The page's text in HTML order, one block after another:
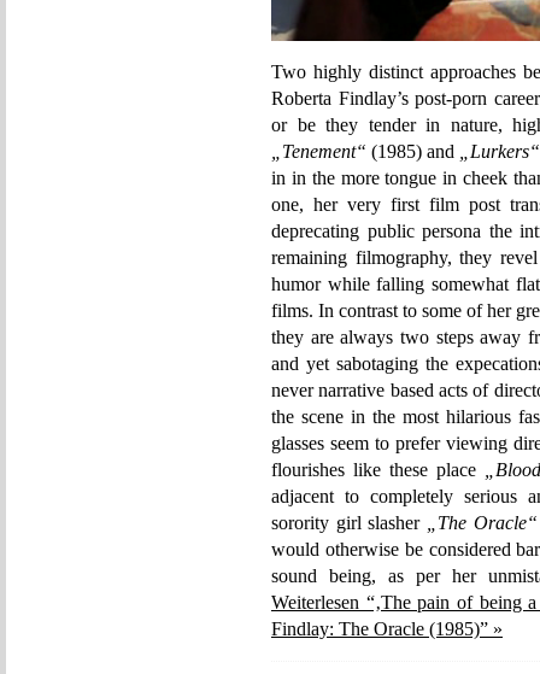
Two highly distinct approaches
Roberta Findlay’s post-porn
or be they tender in nature,
„Tenement“ (1985) and
„Lurkers“
in in the more tongue in cheek
one, her very first film post
deprecating public persona the
remaining filmography, they
humor while falling somewhat
films. In contrast to some of her
they are always two steps away
and yet sabotaging the
never narrative based acts of
the scene in the most hilarious
glasses seem to prefer viewing
flourishes like these place
adjacent to completely serious
sorority girl slasher
„The Oracle“
would otherwise be considered
sound being, as per her
Weiterlesen “‚The pain of being
Findlay: The Oracle (1985)” »